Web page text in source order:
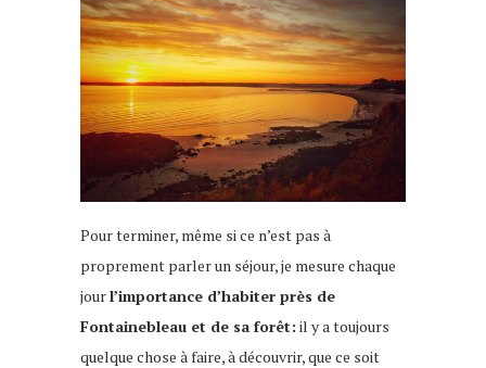
Pour terminer, même si ce n’est pas à
proprement parler un séjour, je mesure chaque
jourl’importance d’habiter près de
Fontainebleau et de sa forêt: il y a toujours
quelque chose à faire, à découvrir, que ce soit